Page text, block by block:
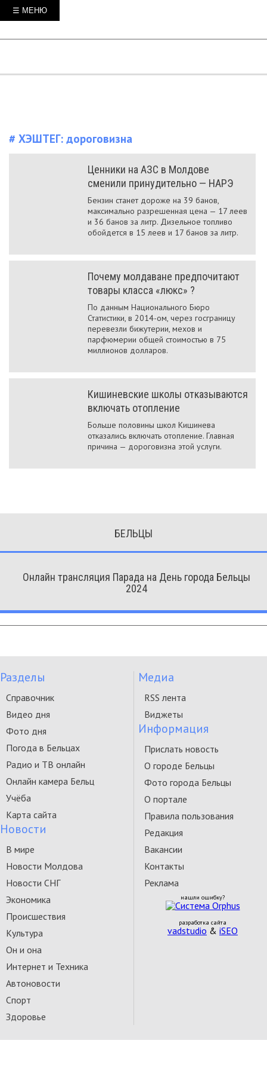
☰ МЕНЮ
# ХЭШТЕГ: дороговизна
Ценники на АЗС в Молдове
сменили принудительно — НАРЭ
Бензин станет дороже на 39 банов,
максимально разрешенная цена — 17 леев
и 36 банов за литр. Дизельное топливо
обойдется в 15 леев и 17 банов за литр.
Почему молдаване предпочитают
товары класса «люкс» ?
По данным Национального Бюро
Статистики, в 2014-ом, через госграницу
перевезли бижутерии, мехов и
парфюмерии общей стоимостью в 75
миллионов долларов.
Кишиневские школы отказываются
включать отопление
Больше половины школ Кишинева
отказались включать отопление. Главная
причина — дороговизна этой услуги.
БЕЛЬЦЫ
Онлайн трансляция Парада на День города Бельцы
2024
Разделы
Справочник
Видео дня
Фото дня
Погода в Бельцах
Радио и ТВ онлайн
Онлайн камера Бельц
Учёба
Карта сайта
Новости
В мире
Новости Молдова
Новости СНГ
Экономика
Происшествия
Культура
Он и она
Интернет и Техника
Автоновости
Спорт
Здоровье
Медиа
RSS лента
Виджеты
Информация
Прислать новость
О городе Бельцы
Фото города Бельцы
О портале
Правила пользования
Редакция
Вакансии
Контакты
Реклама
нашли ошибку?
разработка сайта
vadstudio & iSEO